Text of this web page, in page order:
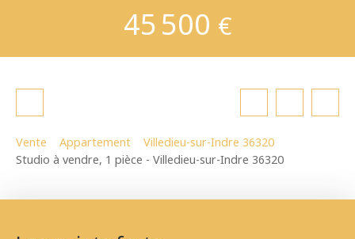
45 500 €
Vente Appartement
Villedieu-sur-Indre 36320
Studio à vendre, 1 pièce - Villedieu-sur-Indre 36320